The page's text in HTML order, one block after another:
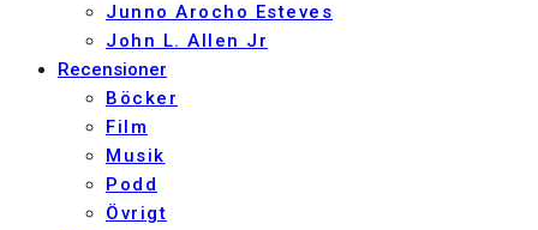
Junno Arocho Esteves
John L. Allen Jr
Recensioner
Böcker
Film
Musik
Podd
Övrigt